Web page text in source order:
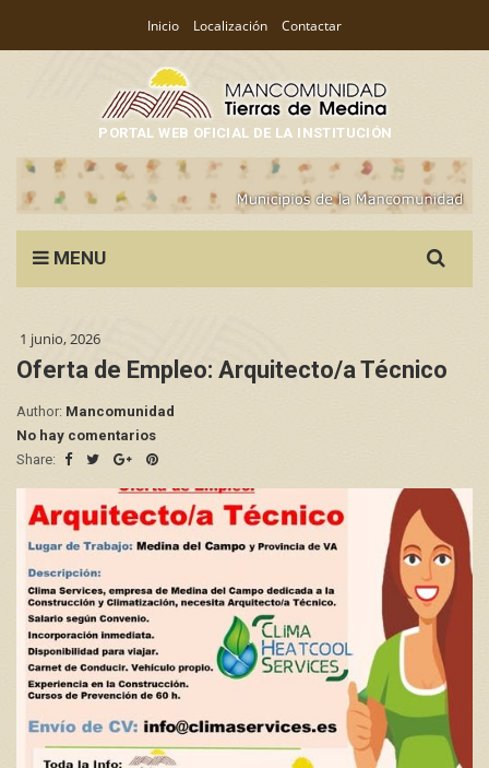
Inicio Localización Contactar
PORTAL WEB OFICIAL DE LA INSTITUCIÓN
MENU
for:
1 junio, 2026
Oferta de Empleo: Arquitecto/a Técnico
Author: Mancomunidad
No hay comentarios
Share: